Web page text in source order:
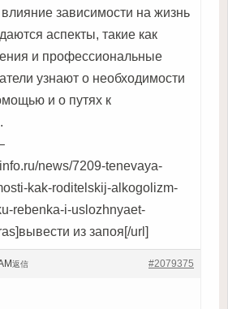
зависимости на жизнь
аспекты, такие как
и профессиональные
узнают о необходимости
и о путях к
news/7209-tenevaya-
kak-roditelskij-alkogolizm-
rebenka-i-uslozhnyaet-
из запоя[/url]
#2079375
返信